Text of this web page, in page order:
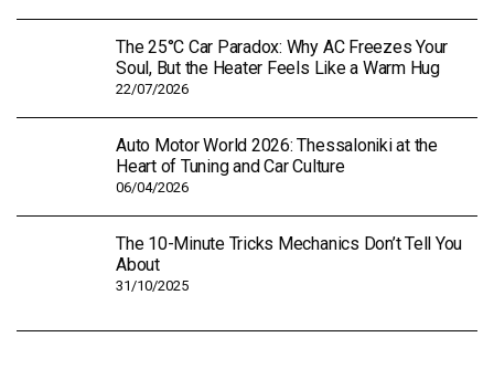
The 25°C Car Paradox: Why AC Freezes Your
Soul, But the Heater Feels Like a Warm Hug
22/07/2026
Auto Motor World 2026: Thessaloniki at the
Heart of Tuning and Car Culture
06/04/2026
The 10-Minute Tricks Mechanics Don’t Tell You
About
31/10/2025